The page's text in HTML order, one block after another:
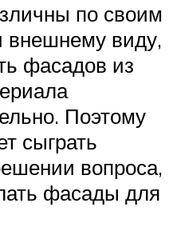
по своим
внешнему виду,
фасадов из
Поэтому
сыграть
вопроса,
фасады для